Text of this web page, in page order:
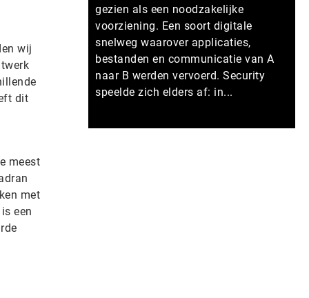
wij
dit
meest
met
een
gezien als een noodzakelijke
voorziening. Een soort digitale
snelweg waarover applicaties,
bestanden en communicatie van A
naar B werden vervoerd. Security
speelde zich elders af: in...